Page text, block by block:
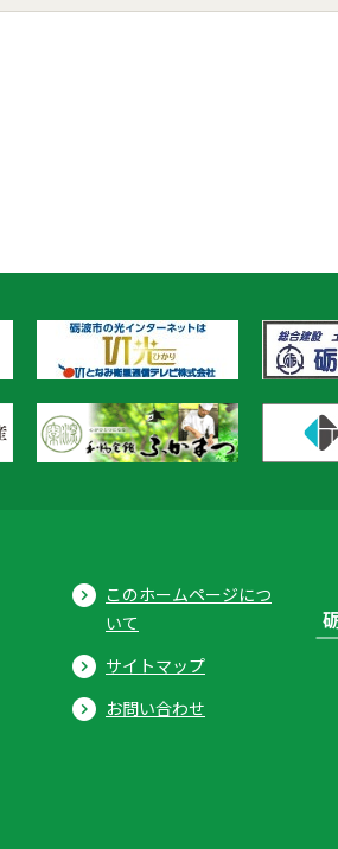
このホームページにつ
いて
サイトマップ
お問い合わせ